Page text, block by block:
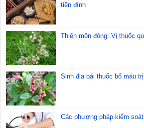
tiền đình
Thiên môn đông: Vị thuốc
Sinh địa bài thuốc bổ máu
Các phương pháp kiểm